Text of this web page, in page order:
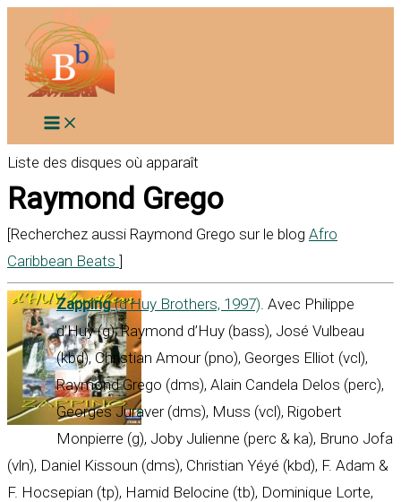
contenu
Liste des disques où apparaît
Raymond Grego
[Recherchez aussi Raymond Grego sur le blog Afro
Caribbean Beats ]
Zapping(d’Huy Brothers, 1997). Avec Philippe
d’Huy (g), Raymond d’Huy (bass), José Vulbeau
(kbd), Christian Amour (pno), Georges Elliot (vcl),
Raymond Grego (dms), Alain Candela Delos (perc),
Georges Juraver (dms), Muss (vcl), Rigobert
Monpierre (g), Joby Julienne (perc & ka), Bruno Jofa
(vln), Daniel Kissoun (dms), Christian Yéyé (kbd), F. Adam &
F. Hocsepian (tp), Hamid Belocine (tb), Dominique Lorte,